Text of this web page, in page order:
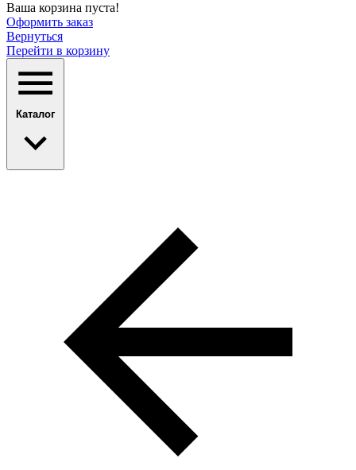
Ваша корзина пуста!
Оформить заказ
Вернуться
Перейти в корзину
Каталог